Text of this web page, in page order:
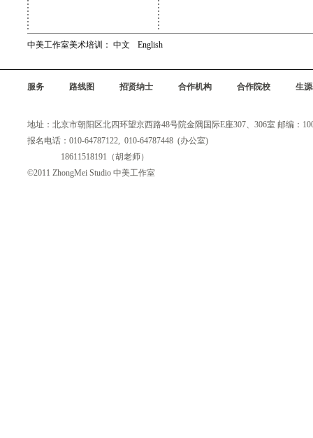
中美工作室美术培训： 中文 English
服务 路线图 招贤纳士 合作机构 合作院校 生
地址：北京市朝阳区北四环望京西路48号院金隅国际E座307、306室 邮编：
报名电话：010-64787122, 010-64787448 (办公室)
18611518191（胡老师）
©2011 ZhongMei Studio 中美工作室